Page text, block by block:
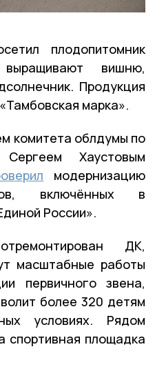
плодопитомник
вишню,
Продукция
марка».
комитета облдумы по
Хаустовым
модернизацию
включённых в
России».
ДК,
масштабные работы
первичного звена,
более 320 детям
условиях. Рядом
спортивная площадка